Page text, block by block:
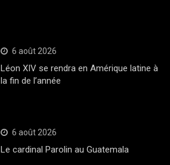
6 août 2026
Léon XIV se rendra en Amérique latine à
la fin de l’année
6 août 2026
Le cardinal Parolin au Guatemala